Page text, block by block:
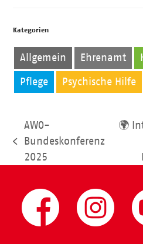
Kategorien
Allgemein Ehrenamt
Pflege Psychische Hilfe
vorheriger
Beitrag:
AWO-
Bundeskonferenz
2025
🌍